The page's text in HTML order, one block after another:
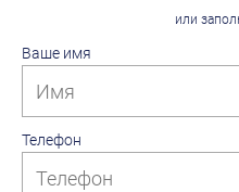
или
Ваше имя
Телефон